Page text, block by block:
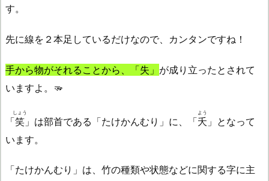
す。
先に線を２本足しているだけなので、カンタンですね！
手から物がそれることから、「失」 が成り立ったとされて
いますよ。🫳
「笑
しょう
」は部首である「たけかんむり」に、「夭
よう
」となって
います。
「たけかんむり」は、竹の種類や状態などに関する字に主